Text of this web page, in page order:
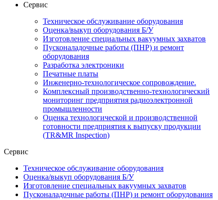
Сервис
Техническое обслуживание оборудования
Оценка/выкуп оборудования Б/У
Изготовление специальных вакуумных захватов
Пусконаладочные работы (ПНР) и ремонт
оборудования
Разработка электроники
Печатные платы
Инженерно-технологическое сопровождение.
Комплексный производственно-технологический
мониторинг предприятия радиоэлектронной
промышленности
Оценка технологической и производственной
готовности предприятия к выпуску продукции
(TR&MR Inspection)
Сервис
Техническое обслуживание оборудования
Оценка/выкуп оборудования Б/У
Изготовление специальных вакуумных захватов
Пусконаладочные работы (ПНР) и ремонт оборудования